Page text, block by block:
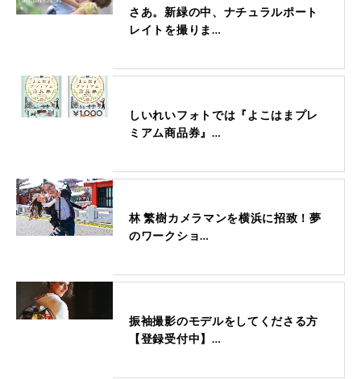
さあ。新緑の中、ナチュラルポート
レイトを撮りま…
しいれいフォトでは『よこはまプレ
ミアム商品券』…
林 繁樹カメラマンを横浜に招致！夢
のワークショ…
振袖撮影のモデルをしてくださる方
【登録受付中】…